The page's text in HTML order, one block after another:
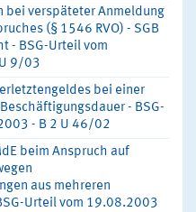
bei verspäteter Anmeldung
(§ 1546 RVO) - SGB
- BSG-Urteil vom
9/03
bei einer
- BSG-
- B 2 U 46/02
beim Anspruch auf
aus mehreren
Urteil vom 19.08.2003